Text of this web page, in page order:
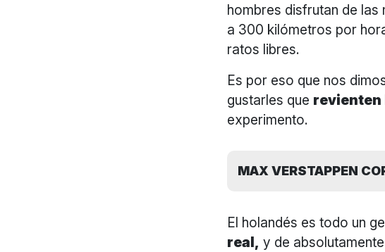
hombres disfrutan de
a 300 kilómetros por
ratos libres.
Es por eso que nos
gustarles que revienten
experimento.
MAX VERSTAPPEN
El holandés es todo un
real, y de